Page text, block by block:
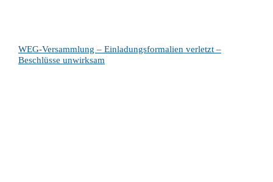
WEG-Versammlung – Einladungsformalien verletzt –
Beschlüsse unwirksam